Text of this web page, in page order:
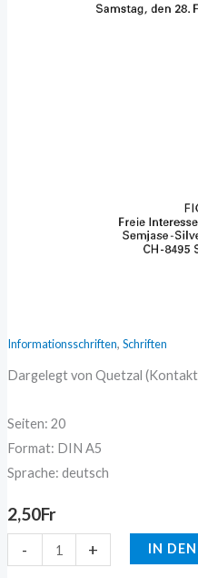
Informationsschriften, Schriften
Dargelegt von Quetzal
Seiten: 20
Format: DIN A5
Sprache: deutsch
2,50Fr
- + IN